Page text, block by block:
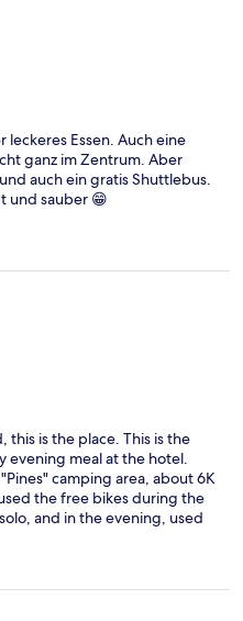
leckeres Essen. Auch eine
ganz im Zentrum. Aber
auch ein gratis Shuttlebus.
und sauber 😁
is the place. This is the
evening meal at the hotel.
camping area, about 6K
the free bikes during the
and in the evening, used
which costs about €22.
very nice, with free hotel
Our room did have a couple
and french door fault )